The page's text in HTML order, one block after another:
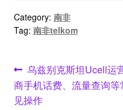
Category: 南非
Tag: 南非telkom
文
章
Previous
post:
乌兹别克斯坦Ucell运
商手机话费、流量查询等
见操作